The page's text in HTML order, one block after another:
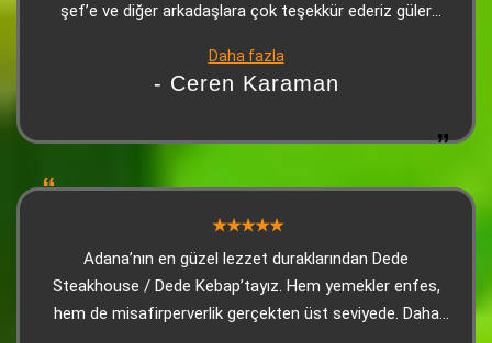
şef’e ve diğer arkadaşlara çok teşekkür ederiz güler
Adana’daysanız ve bu yorumu okuyorsanız mutlaka en
azından tatmanızı şiddetle tavsiye ediyorum. Son olarak
Daha fazla
- Ceren Karaman
Adana’nın en güzel lezzet duraklarından Dede
Steakhouse / Dede Kebap’tayız. Hem yemekler enfes,
hem de misafirperverlik gerçekten üst seviyede. Daha